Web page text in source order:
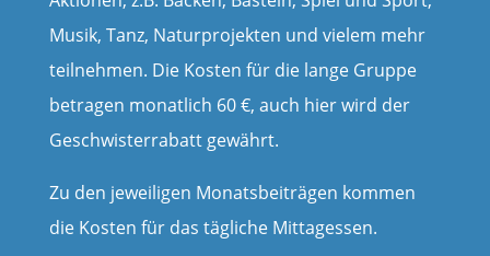
Musik, Tanz, Naturprojekten und vielem mehr
teilnehmen. Die Kosten für die lange Gruppe
betragen monatlich 60 €, auch hier wird der
Geschwisterrabatt gewährt.
Zu den jeweiligen Monatsbeiträgen kommen
die Kosten für das tägliche Mittagessen.